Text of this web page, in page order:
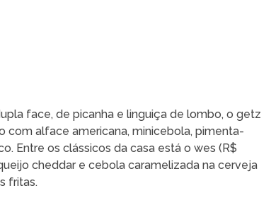
face, de picanha e linguiça de lombo, o getz
com alface americana, minicebola, pimenta-
Entre os clássicos da casa está o wes (R$
cheddar e cebola caramelizada na cerveja
fritas.